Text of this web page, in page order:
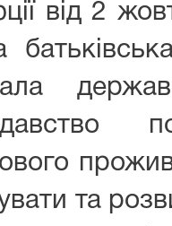
від 2
та